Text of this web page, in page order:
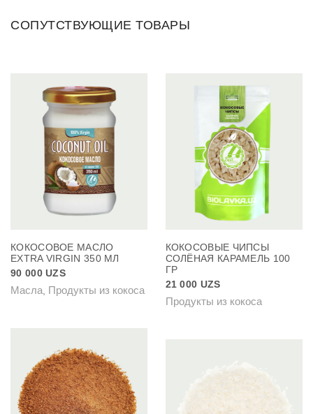
СОПУТСТВУЮЩИЕ ТОВАРЫ
КОКОСОВОЕ МАСЛО
EXTRA VIRGIN 350 МЛ
90 000UZS
Масла Продукты из кокоса
КОКОСОВЫЕ ЧИПСЫ
СОЛЁНАЯ КАРАМЕЛЬ 100
ГР
21 000 UZS
Продукты из кокоса